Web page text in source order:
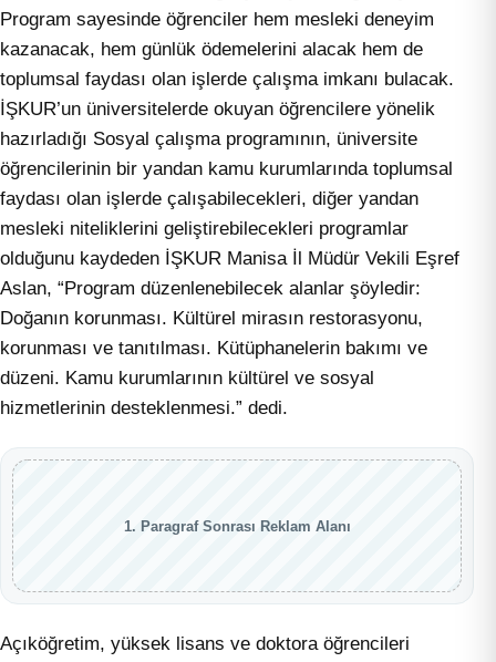
Program sayesinde öğrenciler hem mesleki deneyim
kazanacak, hem günlük ödemelerini alacak hem de
toplumsal faydası olan işlerde çalışma imkanı bulacak.
İŞKUR’un üniversitelerde okuyan öğrencilere yönelik
hazırladığı Sosyal çalışma programının, üniversite
öğrencilerinin bir yandan kamu kurumlarında toplumsal
faydası olan işlerde çalışabilecekleri, diğer yandan
mesleki niteliklerini geliştirebilecekleri programlar
olduğunu kaydeden İŞKUR Manisa İl Müdür Vekili Eşref
Aslan, “Program düzenlenebilecek alanlar şöyledir:
Doğanın korunması. Kültürel mirasın restorasyonu,
korunması ve tanıtılması. Kütüphanelerin bakımı ve
düzeni. Kamu kurumlarının kültürel ve sosyal
hizmetlerinin desteklenmesi.” dedi.
1. Paragraf Sonrası Reklam Alanı
Açıköğretim, yüksek lisans ve doktora öğrencileri